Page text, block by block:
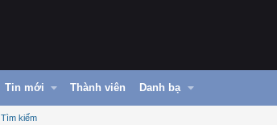
Tin mới Thành viên Danh bạ
Tìm kiếm